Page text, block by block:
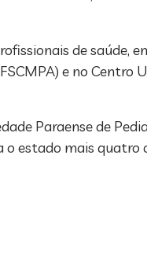
de saúde,
e no Centro
Paraense de
estado mais